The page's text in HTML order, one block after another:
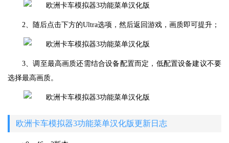
2、随后点击下方的Ultra选项，然后返回游戏，画质即可提升；
3、调至最高画质还需结合设备配置而定，低配置设备建议不要
选择最高画质。
欧洲卡车模拟器3功能菜单汉化版更新日志